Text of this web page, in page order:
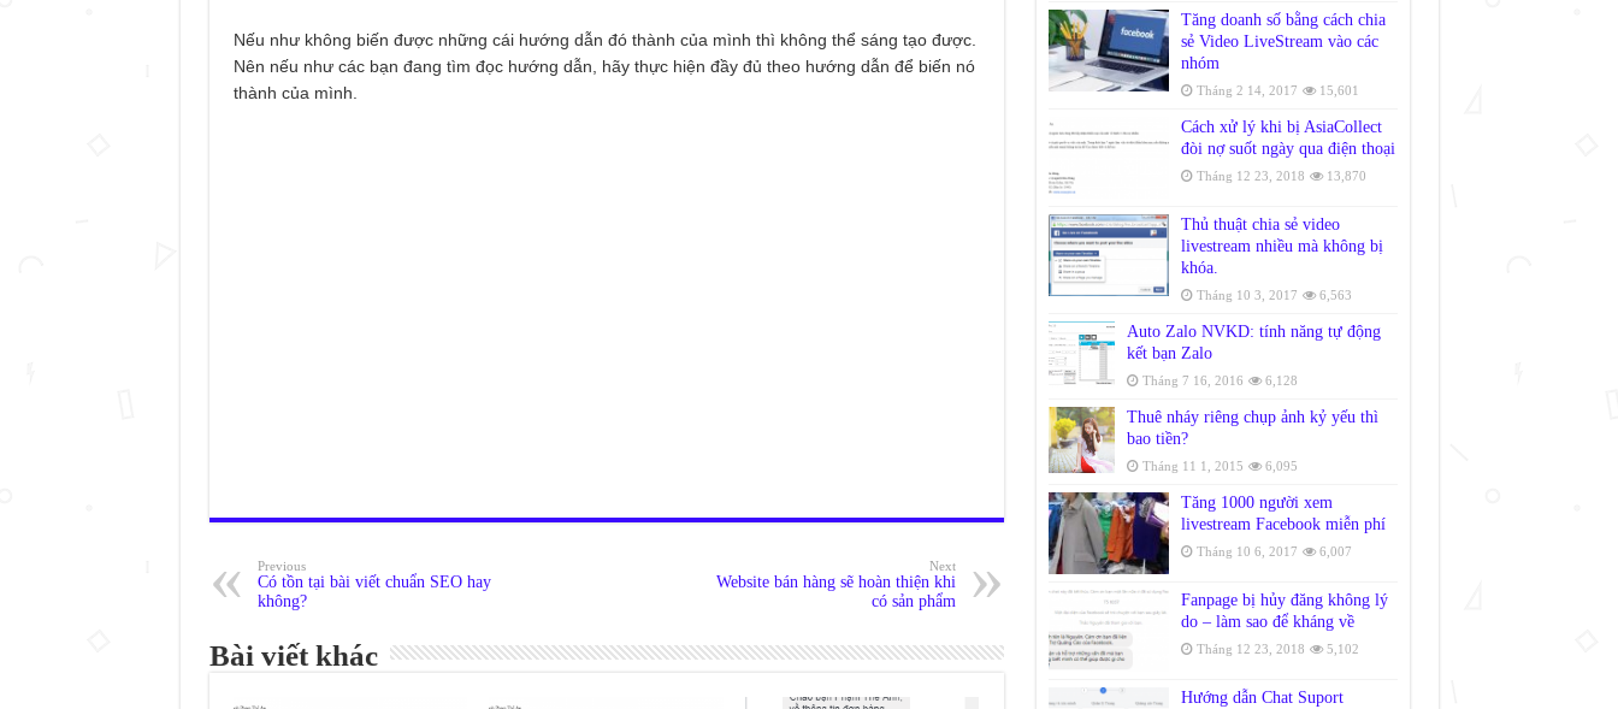
Nếu như không biến được những cái hướng dẫn đó thành của mình thì không thể sáng tạo được.
Nên nếu như các bạn đang tìm đọc hướng dẫn, hãy thực hiện đầy đủ theo hướng dẫn để biến nó
thành của mình.
Previous
Có tồn tại bài viết chuẩn SEO hay
không?
Next
Website bán hàng sẽ hoàn thiện khi
có sản phẩm
Bài viết khác
Tăng doanh số bằng cách chia
sẻ Video LiveStream vào các
nhóm
Tháng 2 14, 2017 15,601
Cách xử lý khi bị AsiaCollect
đòi nợ suốt ngày qua điện thoại
Tháng 12 23, 2018 13,870
Thủ thuật chia sẻ video
livestream nhiều mà không bị
khóa.
Tháng 10 3, 2017 6,563
Auto Zalo NVKD: tính năng tự động
kết bạn Zalo
Tháng 7 16, 2016 6,128
Thuê nháy riêng chụp ảnh kỷ yếu thì
bao tiền?
Tháng 11 1, 2015 6,095
Tăng 1000 người xem
livestream Facebook miễn phí
Tháng 10 6, 2017 6,007
Fanpage bị hủy đăng không lý
do – làm sao để kháng về
Tháng 12 23, 2018 5,102
Hướng dẫn Chat Suport